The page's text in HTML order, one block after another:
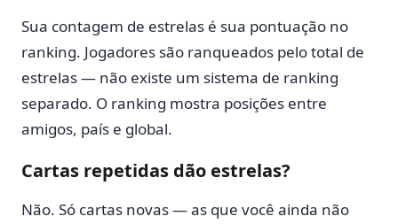
Sua contagem de estrelas é sua pontuação no
ranking. Jogadores são ranqueados pelo total de
estrelas — não existe um sistema de ranking
separado. O ranking mostra posições entre
amigos, país e global.
Cartas repetidas dão estrelas?
Não. Só cartas novas — as que você ainda não